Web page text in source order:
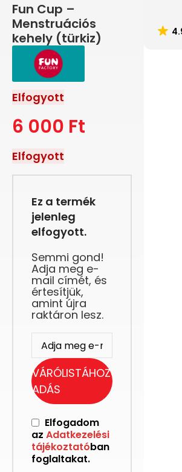
Fun Cup –
Menstruációs
kehely (türkiz)
Elfogyott
6 000 Ft
Elfogyott
Ez a termék
jelenleg
elfogyott.
Semmi gond!
Adja meg e-
mail címét, és
értesítjük,
amint újra
raktáron lesz.
VÁRÓLISTÁHOZ
ADÁS
Elfogadom
az Adatkezelési
tájékoztatóban
foglaltakat.